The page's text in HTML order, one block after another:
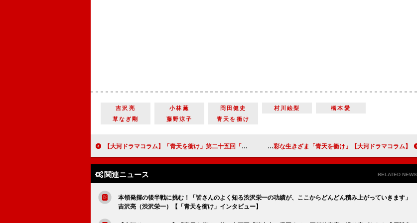
吉沢亮 小林薫 岡田健史 村川絵梨
橋本愛
草なぎ剛
藤野涼子 青天を衝け
【大河ドラマコラム】「青天を衝け」第二十五回「篤太夫、帰国する」圧倒的密度で繰り広げられた戊辰戦争のいきさつ 【大河ドラマコラム】「青天を衝け」第二十七回「篤太夫、駿府で励む」新しい時代の波に乗る栄一と乗り遅れた男たちの多彩な生きざま
関連ニュース RELATED NEWS
本領発揮の後半戦に挑む！「皆さんのよく知る渋沢栄一の功績が、ここからどんどん積み上がっていきます」
吉沢亮（渋沢栄一）【「青天を衝け」インタビュー】